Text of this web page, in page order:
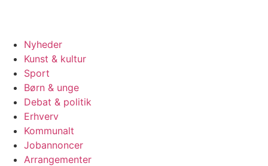
Nyheder
Kunst & kultur
Sport
Børn & unge
Debat & politik
Erhverv
Kommunalt
Jobannoncer
Arrangementer